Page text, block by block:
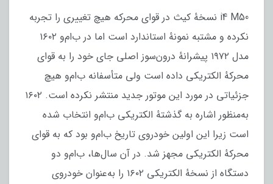
i4 M50 نسخهٔ کیث در قوای محرکه هیچ تغییری را تجربه
نکرده و مشتبه نمونهٔ استاندارد است اما در ب‌ام‌و ۱۶۰۲
مدل ۱۹۷۲ پیشرانهٔ درون‌سوز اصلی جای خود را به قوای
محرکهٔ الکتریکی داده است ولی متأسفانه ب‌ام‌و هیچ
جزئیاتی در مورد این موتور جدید منتشر نکرده است. ۱۶۰۲
به‌منظور اشاره به گذشتهٔ الکتریکی ب‌ام‌و انتخاب شده
است زیرا این اولین خودروی تاریخ ب‌ام‌و بود که به قوای
محرکهٔ الکتریکی مجهز شد. در آن سال‌ها، ب‌ام‌و دو
دستگاه از نسخهٔ الکتریکی ۱۶۰۲ را به‌عنوان خودروی